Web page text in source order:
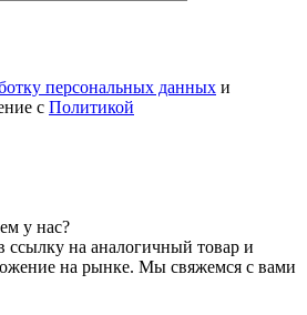
персональных данных и
с Политикой
у нас?
ссылку на аналогичный товар и
на рынке. Мы свяжемся с вами